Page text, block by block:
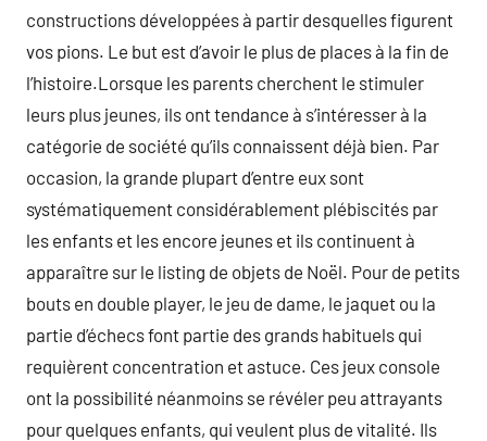
constructions développées à partir desquelles figurent
vos pions. Le but est d’avoir le plus de places à la fin de
l’histoire.Lorsque les parents cherchent le stimuler
leurs plus jeunes, ils ont tendance à s’intéresser à la
catégorie de société qu’ils connaissent déjà bien. Par
occasion, la grande plupart d’entre eux sont
systématiquement considérablement plébiscités par
les enfants et les encore jeunes et ils continuent à
apparaître sur le listing de objets de Noël. Pour de petits
bouts en double player, le jeu de dame, le jaquet ou la
partie d’échecs font partie des grands habituels qui
requièrent concentration et astuce. Ces jeux console
ont la possibilité néanmoins se révéler peu attrayants
pour quelques enfants, qui veulent plus de vitalité. Ils